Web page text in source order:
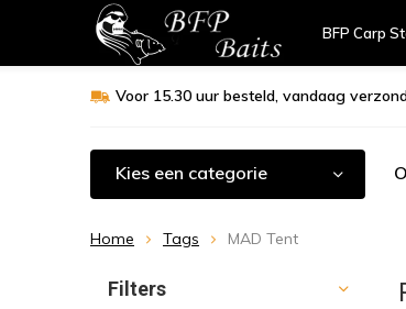
BFP Carp
Voor 15.30 uur besteld, vandaag
Kies een categorie
Home Tags MAD Tent
Sorteren op:
Filters